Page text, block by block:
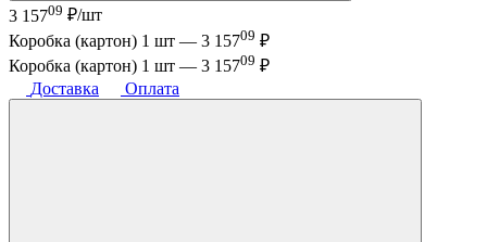
3 15709 ₽/шт
Коробка (картон) 1 шт — 3 15709 ₽
Коробка (картон) 1 шт — 3 15709 ₽
Доставка
Оплата